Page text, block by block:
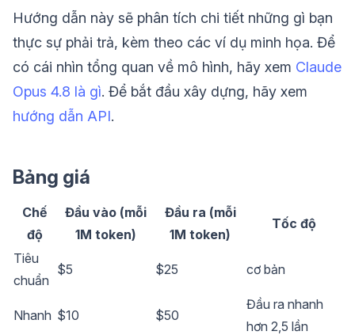
Hướng dẫn này sẽ phân tích chi tiết những gì bạn
thực sự phải trả, kèm theo các ví dụ minh họa. Để
có cái nhìn tổng quan về mô hình, hãy xem Claude
Opus 4.8 là gì. Để bắt đầu xây dựng, hãy xem
hướng dẫn API.
Bảng giá
Chế
độ
Đầu vào (mỗi
1M token)
Đầu ra (mỗi
1M token)
Tốc độ
Tiêu
chuẩn
$5 $25 cơ bản
Nhanh $10 $50
Đầu ra nhanh
hơn 2,5 lần